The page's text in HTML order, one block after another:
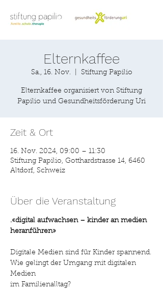
Elternkaffee
Sa., 16. Nov. Stiftung Papilio
Elternkaffee organisiert von Stiftung
Papilio und Gesundheitsförderung Uri
Zeit & Ort
16. Nov. 2024, 09:00 – 11:30
Stiftung Papilio, Gotthardstrasse 14, 6460
Altdorf, Schweiz
Über die Veranstaltung
.«digital aufwachsen – kinder an medien
heranführen»
Digitale Medien sind für Kinder spannend.
Wie gelingt der Umgang mit digitalen
Medien
im Familienalltag?